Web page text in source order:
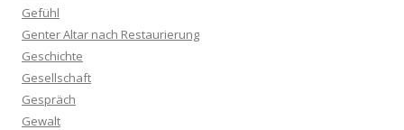
Gefühl
Genter Altar nach Restaurierung
Geschichte
Gesellschaft
Gespräch
Gewalt